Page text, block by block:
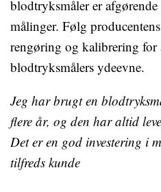
blodtryksmåler er
målinger. Følg
rengøring og kalibrering for
blodtryksmålers ydeevne.
Jeg har brugt en
flere år, og den har altid
Det er en god investering i
tilfreds kunde